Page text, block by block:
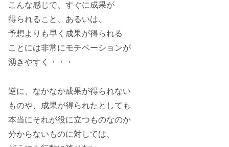
こんな感じで、すぐに成果が
得られること、あるいは、
予想よりも早く成果が得られる
ことには非常にモチベーションが
湧きやすく・・・
逆に、なかなか成果が得られない
ものや、成果が得られたとしても
本当にそれが役に立つものなのか
分からないものに対しては、